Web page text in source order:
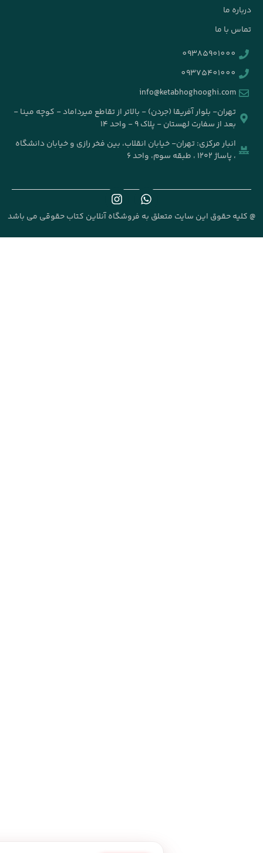
- بالاتر از تقاطع میرداماد - کوچه مینا -
- واحد ۱۴
انقلاب، بین فخر رازی و خیابان دانشگاه
به فروشگاه آنلاین کتاب حقوقی می باشد